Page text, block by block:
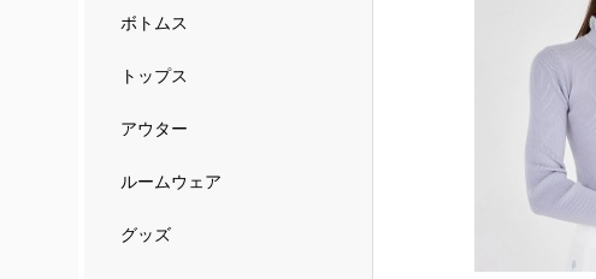
ボトムス
トップス
アウター
ルームウェア
グッズ